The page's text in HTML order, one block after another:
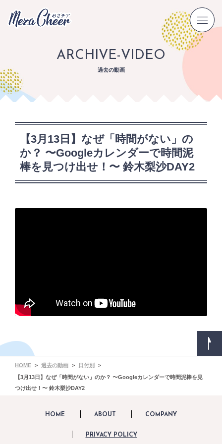
ARCHIVE-VIDEO
過去の動画
【3月13日】なぜ「時間がない」の
か？ 〜Googleカレンダーで時間泥
棒を見つけ出せ！〜 鈴木梨沙DAY2
HOME 過去の動画
日付別
【3月13日】なぜ「時間がない」のか？ 〜Googleカレンダーで時間泥棒を見
つけ出せ！〜 鈴木梨沙DAY2
HOME ABOUT COMPANY
PRIVACY POLICY